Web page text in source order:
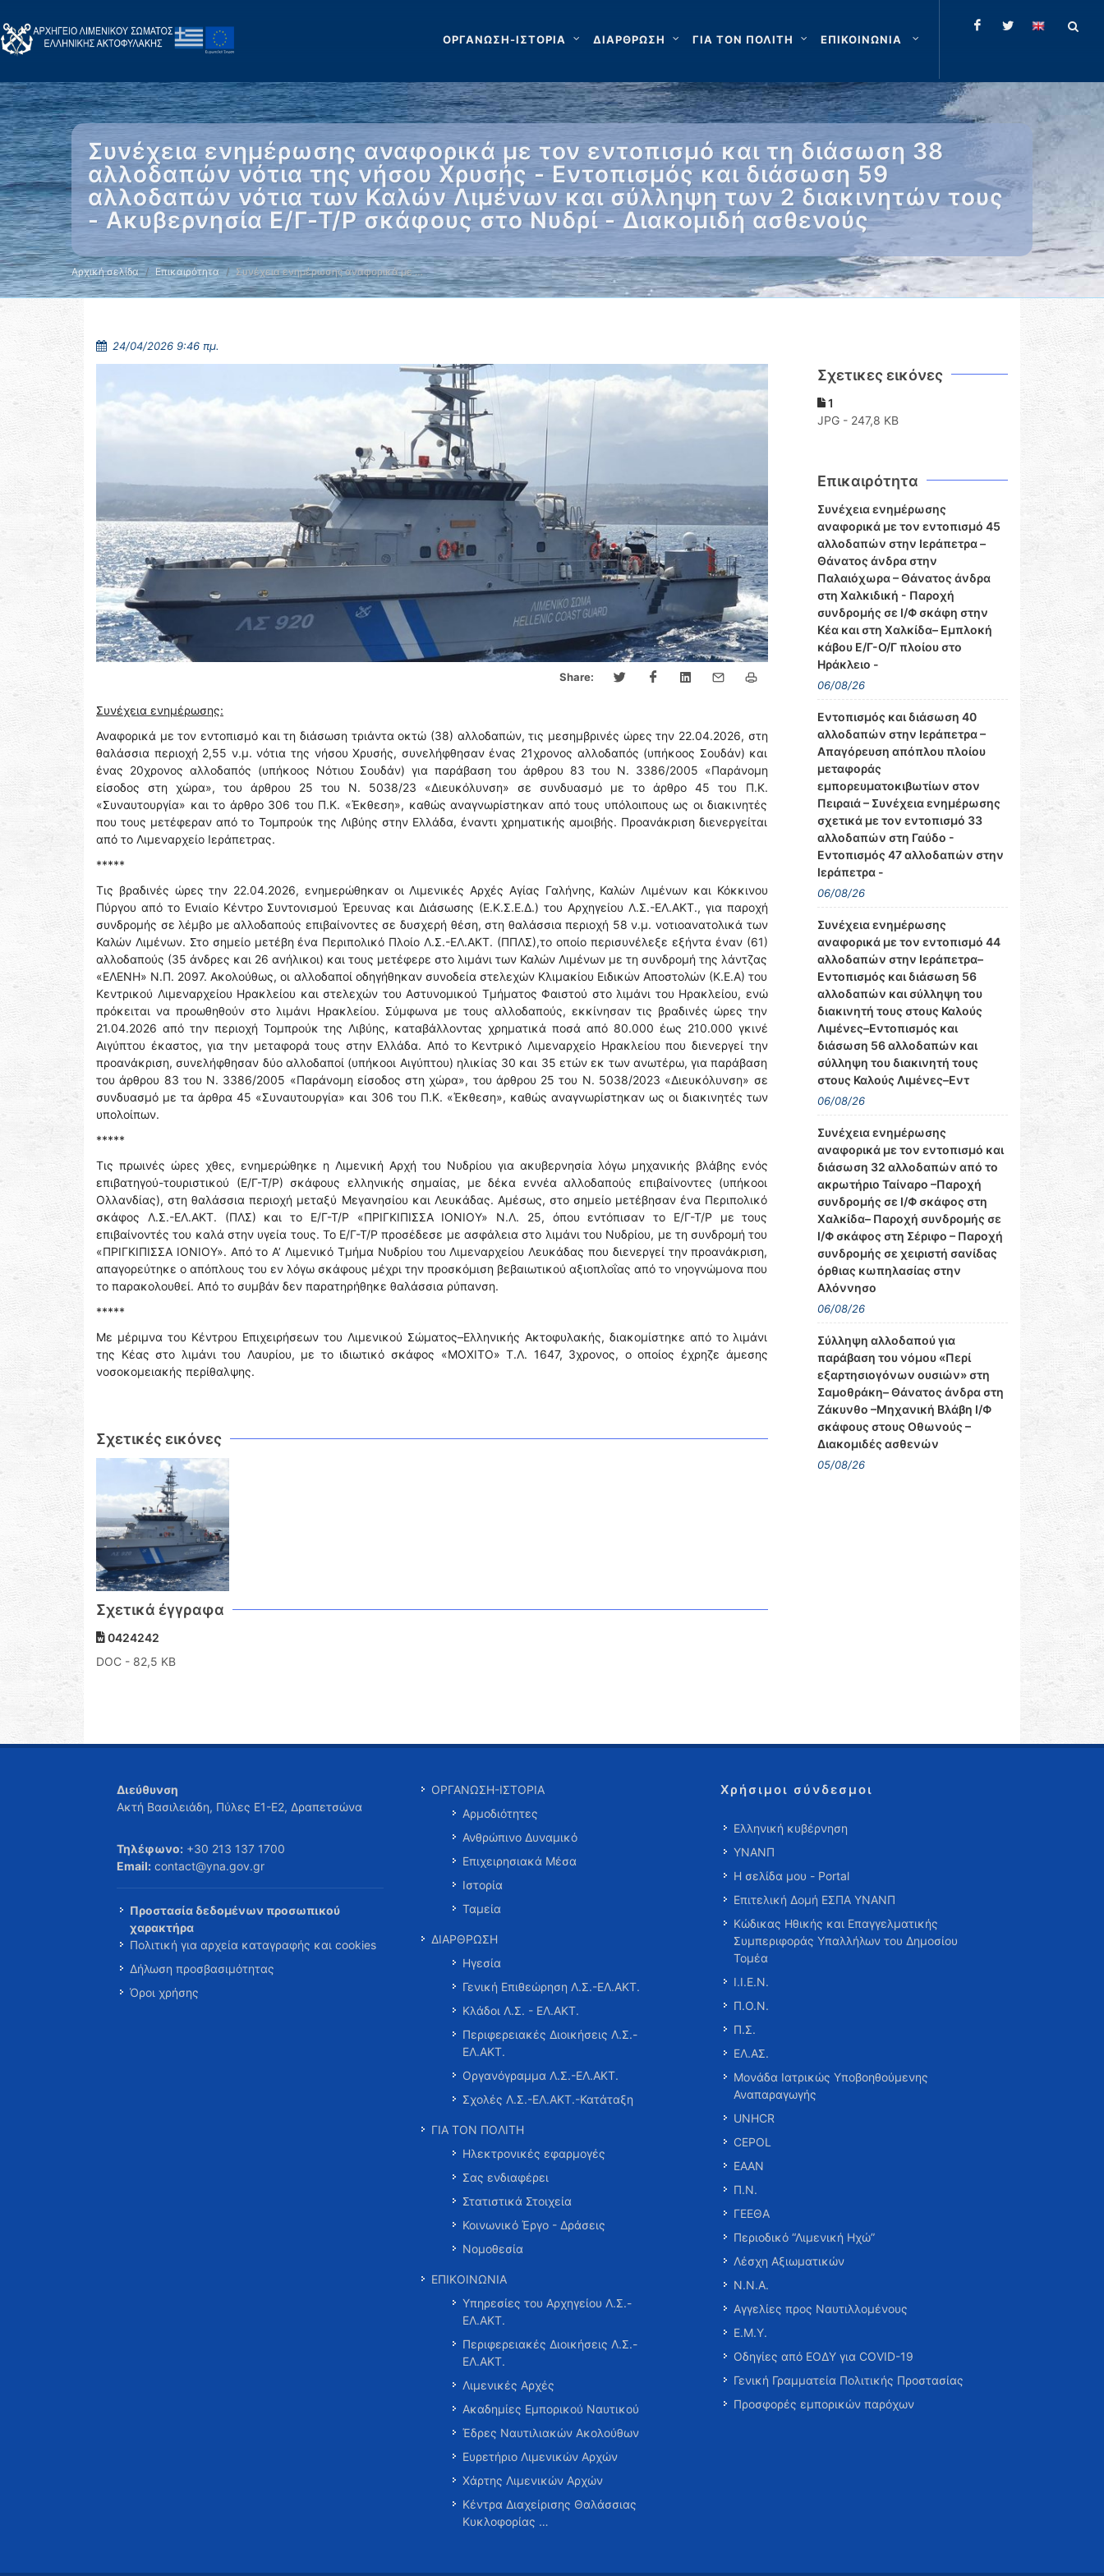
ΟΡΓΑΝΩΣΗ-ΙΣΤΟΡΙΑ ΔΙΑΡΘΡΩΣΗ ΓΙΑ ΤΟΝ ΠΟΛΙΤΗ ΕΠΙΚΟΙΝΩΝΙΑ
Συνέχεια ενημέρωσης αναφορικά με τον εντοπισμό και τη διάσωση 38
αλλοδαπών νότια της νήσου Χρυσής - Εντοπισμός και διάσωση 59
αλλοδαπών νότια των Καλών Λιμένων και σύλληψη των 2 διακινητών τους
- Ακυβερνησία Ε/Γ-Τ/Ρ σκάφους στο Νυδρί - Διακομιδή ασθενούς
Αρχική σελίδα Επικαιρότητα Συνέχεια ενημέρωσης αναφορικά με …
24/04/2026 9:46 πμ.
Share:
Συνέχεια ενημέρωσης:
Αναφορικά με τον εντοπισμό και τη διάσωση τριάντα οκτώ (38) αλλοδαπών, τις μεσημβρινές ώρες την 22.04.2026, στη
θαλάσσια περιοχή 2,55 ν.μ. νότια της νήσου Χρυσής, συνελήφθησαν ένας 21χρονος αλλοδαπός (υπήκοος Σουδάν) και
ένας 20χρονος αλλοδαπός (υπήκοος Νότιου Σουδάν) για παράβαση του άρθρου 83 του Ν. 3386/2005 «Παράνομη
είσοδος στη χώρα», του άρθρου 25 του Ν. 5038/23 «Διευκόλυνση» σε συνδυασμό με το άρθρο 45 του Π.Κ.
«Συναυτουργία» και το άρθρο 306 του Π.Κ. «Έκθεση», καθώς αναγνωρίστηκαν από τους υπόλοιπους ως οι διακινητές
που τους μετέφεραν από το Τομπρούκ της Λιβύης στην Ελλάδα, έναντι χρηματικής αμοιβής. Προανάκριση διενεργείται
από το Λιμεναρχείο Ιεράπετρας.
*****
Τις βραδινές ώρες την 22.04.2026, ενημερώθηκαν οι Λιμενικές Αρχές Αγίας Γαλήνης, Καλών Λιμένων και Κόκκινου
Πύργου από το Ενιαίο Κέντρο Συντονισμού Έρευνας και Διάσωσης (Ε.Κ.Σ.Ε.Δ.) του Αρχηγείου Λ.Σ.-ΕΛ.ΑΚΤ., για παροχή
συνδρομής σε λέμβο με αλλοδαπούς επιβαίνοντες σε δυσχερή θέση, στη θαλάσσια περιοχή 58 ν.μ. νοτιοανατολικά των
Καλών Λιμένων. Στο σημείο μετέβη ένα Περιπολικό Πλοίο Λ.Σ.-ΕΛ.ΑΚΤ. (ΠΠΛΣ),το οποίο περισυνέλεξε εξήντα έναν (61)
αλλοδαπούς (35 άνδρες και 26 ανήλικοι) και τους μετέφερε στο λιμάνι των Καλών Λιμένων με τη συνδρομή της λάντζας
«ΕΛΕΝΗ» Ν.Π. 2097. Ακολούθως, οι αλλοδαποί οδηγήθηκαν συνοδεία στελεχών Κλιμακίου Ειδικών Αποστολών (Κ.Ε.Α) του
Κεντρικού Λιμεναρχείου Ηρακλείου και στελεχών του Αστυνομικού Τμήματος Φαιστού στο λιμάνι του Ηρακλείου, ενώ
πρόκειται να προωθηθούν στο λιμάνι Ηρακλείου. Σύμφωνα με τους αλλοδαπούς, εκκίνησαν τις βραδινές ώρες την
21.04.2026 από την περιοχή Τομπρούκ της Λιβύης, καταβάλλοντας χρηματικά ποσά από 80.000 έως 210.000 γκινέ
Αιγύπτου έκαστος, για την μεταφορά τους στην Ελλάδα. Από το Κεντρικό Λιμεναρχείο Ηρακλείου που διενεργεί την
προανάκριση, συνελήφθησαν δύο αλλοδαποί (υπήκοοι Αιγύπτου) ηλικίας 30 και 35 ετών εκ των ανωτέρω, για παράβαση
του άρθρου 83 του Ν. 3386/2005 «Παράνομη είσοδος στη χώρα», του άρθρου 25 του Ν. 5038/2023 «Διευκόλυνση» σε
συνδυασμό με τα άρθρα 45 «Συναυτουργία» και 306 του Π.Κ. «Έκθεση», καθώς αναγνωρίστηκαν ως οι διακινητές των
υπολοίπων.
*****
Τις πρωινές ώρες χθες, ενημερώθηκε η Λιμενική Αρχή του Νυδρίου για ακυβερνησία λόγω μηχανικής βλάβης ενός
επιβατηγού-τουριστικού (Ε/Γ-Τ/Ρ) σκάφους ελληνικής σημαίας, με δέκα εννέα αλλοδαπούς επιβαίνοντες (υπήκοοι
Ολλανδίας), στη θαλάσσια περιοχή μεταξύ Μεγανησίου και Λευκάδας. Αμέσως, στο σημείο μετέβησαν ένα Περιπολικό
σκάφος Λ.Σ.-ΕΛ.ΑΚΤ. (ΠΛΣ) και το Ε/Γ-Τ/Ρ «ΠΡΙΓΚΙΠΙΣΣΑ ΙΟΝΙΟΥ» Ν.Λ. 25, όπου εντόπισαν το Ε/Γ-Τ/Ρ με τους
επιβαίνοντές του καλά στην υγεία τους. Το Ε/Γ-Τ/Ρ προσέδεσε με ασφάλεια στο λιμάνι του Νυδρίου, με τη συνδρομή του
«ΠΡΙΓΚΙΠΙΣΣΑ ΙΟΝΙΟΥ». Από το Α’ Λιμενικό Τμήμα Νυδρίου του Λιμεναρχείου Λευκάδας που διενεργεί την προανάκριση,
απαγορεύτηκε ο απόπλους του εν λόγω σκάφους μέχρι την προσκόμιση βεβαιωτικού αξιοπλοΐας από το νηογνώμονα που
το παρακολουθεί. Από το συμβάν δεν παρατηρήθηκε θαλάσσια ρύπανση.
*****
Με μέριμνα του Κέντρου Επιχειρήσεων του Λιμενικού Σώματος–Ελληνικής Ακτοφυλακής, διακομίστηκε από το λιμάνι
της Κέας στο λιμάνι του Λαυρίου, με το ιδιωτικό σκάφος «ΜΟΧΙΤΟ» Τ.Λ. 1647, 3χρονος, ο οποίος έχρηζε άμεσης
νοσοκομειακής περίθαλψης.
Σχετικές εικόνες
Σχετικά έγγραφα
0424242
DOC - 82,5 KB
Σχετικες εικόνες
1
JPG - 247,8 KB
Επικαιρότητα
Συνέχεια ενημέρωσης
αναφορικά με τον εντοπισμό 45
αλλοδαπών στην Ιεράπετρα –
Θάνατος άνδρα στην
Παλαιόχωρα – Θάνατος άνδρα
στη Χαλκιδική - Παροχή
συνδρομής σε Ι/Φ σκάφη στην
Κέα και στη Χαλκίδα– Εμπλοκή
κάβου Ε/Γ-Ο/Γ πλοίου στο
Ηράκλειο -
06/08/26
Εντοπισμός και διάσωση 40
αλλοδαπών στην Ιεράπετρα –
Απαγόρευση απόπλου πλοίου
μεταφοράς
εμπορευματοκιβωτίων στον
Πειραιά – Συνέχεια ενημέρωσης
σχετικά με τον εντοπισμό 33
αλλοδαπών στη Γαύδο -
Εντοπισμός 47 αλλοδαπών στην
Ιεράπετρα -
06/08/26
Συνέχεια ενημέρωσης
αναφορικά με τον εντοπισμό 44
αλλοδαπών στην Ιεράπετρα–
Εντοπισμός και διάσωση 56
αλλοδαπών και σύλληψη του
διακινητή τους στους Καλούς
Λιμένες–Εντοπισμός και
διάσωση 56 αλλοδαπών και
σύλληψη του διακινητή τους
στους Καλούς Λιμένες–Εντ
06/08/26
Συνέχεια ενημέρωσης
αναφορικά με τον εντοπισμό και
διάσωση 32 αλλοδαπών από το
ακρωτήριο Ταίναρο –Παροχή
συνδρομής σε Ι/Φ σκάφος στη
Χαλκίδα– Παροχή συνδρομής σε
Ι/Φ σκάφος στη Σέριφο – Παροχή
συνδρομής σε χειριστή σανίδας
όρθιας κωπηλασίας στην
Αλόννησο
06/08/26
Σύλληψη αλλοδαπού για
παράβαση του νόμου «Περί
εξαρτησιογόνων ουσιών» στη
Σαμοθράκη– Θάνατος άνδρα στη
Ζάκυνθο –Μηχανική Βλάβη Ι/Φ
σκάφους στους Οθωνούς –
Διακομιδές ασθενών
05/08/26
Διεύθυνση
Ακτή Βασιλειάδη, Πύλες Ε1-Ε2, Δραπετσώνα
Τηλέφωνο: +30 213 137 1700
Email: contact@yna.gov.gr
Προστασία δεδομένων προσωπικού
χαρακτήρα
Πολιτική για αρχεία καταγραφής και cookies
Δήλωση προσβασιμότητας
Όροι χρήσης
ΟΡΓΑΝΩΣΗ-ΙΣΤΟΡΙΑ
Αρμοδιότητες
Ανθρώπινο Δυναμικό
Επιχειρησιακά Μέσα
Ιστορία
Ταμεία
ΔΙΑΡΘΡΩΣΗ
Ηγεσία
Γενική Επιθεώρηση Λ.Σ.-ΕΛ.ΑΚΤ.
Κλάδοι Λ.Σ. - ΕΛ.ΑΚΤ.
Περιφερειακές Διοικήσεις Λ.Σ.-
ΕΛ.ΑΚΤ.
Οργανόγραμμα Λ.Σ.-ΕΛ.ΑΚΤ.
Σχολές Λ.Σ.-ΕΛ.ΑΚΤ.-Κατάταξη
ΓΙΑ ΤΟΝ ΠΟΛΙΤΗ
Ηλεκτρονικές εφαρμογές
Σας ενδιαφέρει
Στατιστικά Στοιχεία
Κοινωνικό Έργο - Δράσεις
Νομοθεσία
ΕΠΙΚΟΙΝΩΝΙΑ
Υπηρεσίες του Αρχηγείου Λ.Σ.-
ΕΛ.ΑΚΤ.
Περιφερειακές Διοικήσεις Λ.Σ.-
ΕΛ.ΑΚΤ.
Λιμενικές Αρχές
Ακαδημίες Εμπορικού Ναυτικού
Έδρες Ναυτιλιακών Ακολούθων
Ευρετήριο Λιμενικών Αρχών
Χάρτης Λιμενικών Αρχών
Κέντρα Διαχείρισης Θαλάσσιας
Κυκλοφορίας …
Χρήσιμοι σύνδεσμοι
Ελληνική κυβέρνηση
ΥΝΑΝΠ
Η σελίδα μου - Portal
Επιτελική Δομή ΕΣΠΑ ΥΝΑΝΠ
Κώδικας Ηθικής και Επαγγελματικής
Συμπεριφοράς Υπαλλήλων του Δημοσίου
Τομέα
Ι.Ι.Ε.Ν.
Π.Ο.Ν.
Π.Σ.
ΕΛ.ΑΣ.
Μονάδα Ιατρικώς Υποβοηθούμενης
Αναπαραγωγής
UNHCR
CEPOL
ΕΑΑΝ
Π.Ν.
ΓΕΕΘΑ
Περιοδικό “Λιμενική Ηχώ”
Λέσχη Αξιωματικών
Ν.Ν.Α.
Αγγελίες προς Ναυτιλλομένους
Ε.Μ.Υ.
Οδηγίες από ΕΟΔΥ για COVID-19
Γενική Γραμματεία Πολιτικής Προστασίας
Προσφορές εμπορικών παρόχων